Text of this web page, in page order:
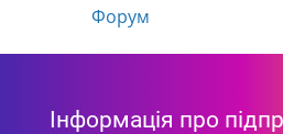
Форум
Інформація про